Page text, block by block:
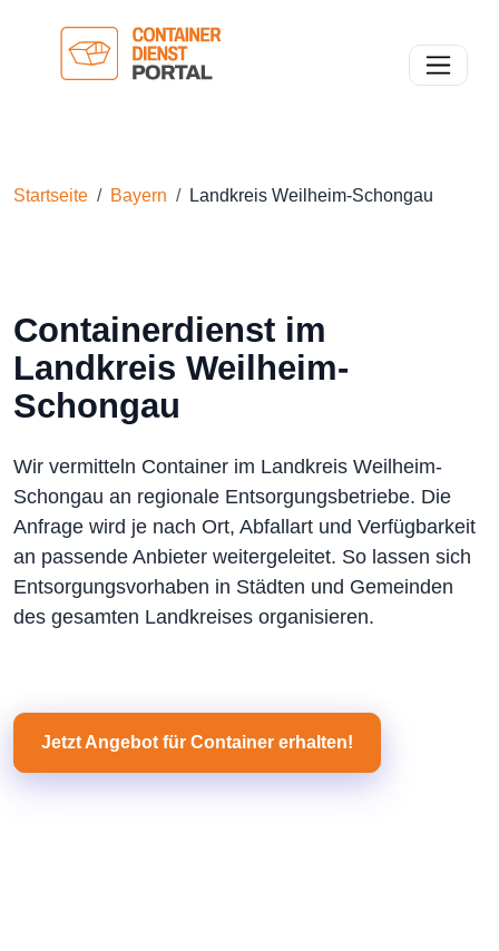
Toggle
Startseite Bayern Landkreis Weilheim-Schongau
Containerdienst im
Landkreis Weilheim-
Schongau
Wir vermitteln Container im Landkreis Weilheim-
Schongau an regionale Entsorgungsbetriebe. Die
Anfrage wird je nach Ort, Abfallart und Verfügbarkeit
an passende Anbieter weitergeleitet. So lassen sich
Entsorgungsvorhaben in Städten und Gemeinden
des gesamten Landkreises organisieren.
Jetzt Angebot für Container erhalten!